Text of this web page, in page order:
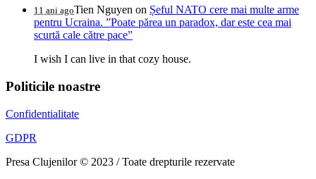
11 ani agoTien Nguyen on Șeful NATO cere mai multe arme
pentru Ucraina. ”Poate părea un paradox, dar este cea mai
scurtă cale către pace”
I wish I can live in that cozy house.
Politicile noastre
Confidentialitate
GDPR
Presa Clujenilor © 2023 / Toate drepturile rezervate